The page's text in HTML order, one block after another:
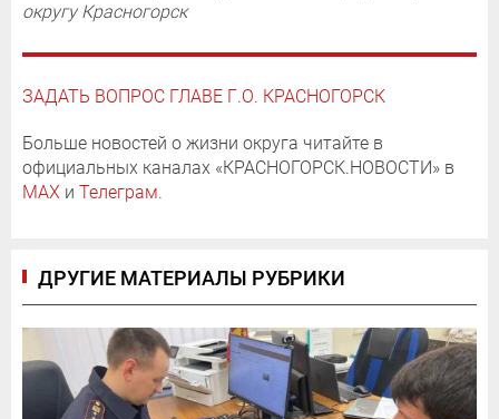
округу Красногорск
ЗАДАТЬ ВОПРОС ГЛАВЕ Г.О. КРАСНОГОРСК
Больше новостей о жизни округа читайте в
официальных каналах «КРАСНОГОРСК.НОВОСТИ» в
MAX и Телеграм.
ДРУГИЕ МАТЕРИАЛЫ РУБРИКИ